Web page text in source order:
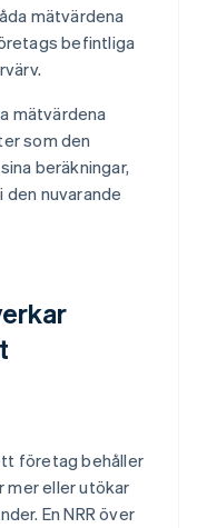
mätvärdena
befintliga
mätvärdena
som den
beräkningar,
nuvarande
företag behåller
mer eller utökar
En NRR över